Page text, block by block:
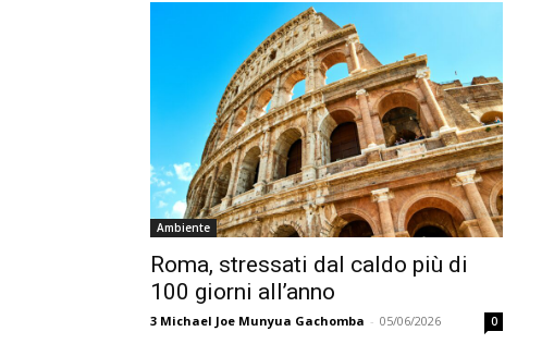
Ambiente
Roma, stressati dal caldo più di
100 giorni all’anno
3 Michael Joe Munyua Gachomba - 05/06/2026 0